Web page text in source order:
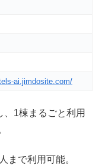
ai.jimdosite.com/
1棟まるごと利用
まで利用可能。